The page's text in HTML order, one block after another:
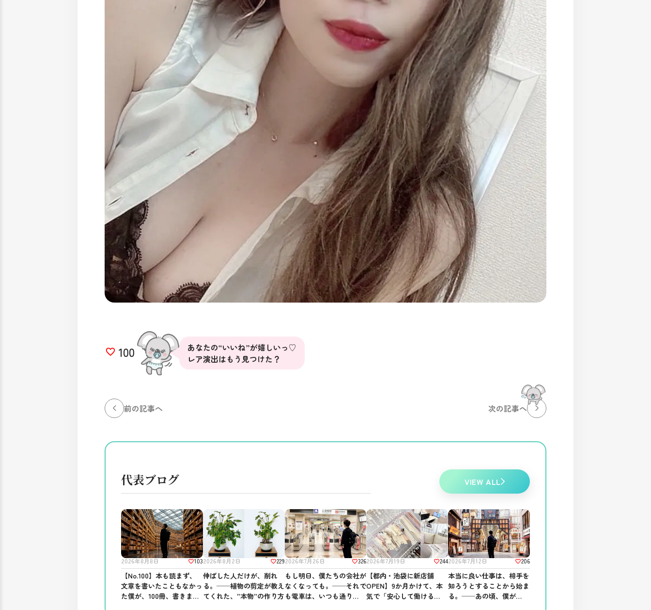
100
あなたの“いいね”が嬉しいっ♡
レア演出はもう見つけた？
前の記事へ 次の記事へ
代表ブログ VIEW ALL
2026年8月8日 103
【No.100】本も読まず、
文章を書いたこともなかっ
た僕が、100冊、書きまし
2026年8月2日 229
伸ばした人だけが、削れ
る。──植物の剪定が教え
てくれた、”本物”の作り方
2026年7月26日 326
もし明日、僕たちの会社が
なくなっても。──それで
も電車は、いつも通り走っ
2026年7月19日 244
【都内・池袋に新店舗
OPEN】9か月かけて、本
気で「安心して働ける場
2026年7月12日 206
本当に良い仕事は、相手を
知ろうとすることから始ま
る。──あの頃、僕がして